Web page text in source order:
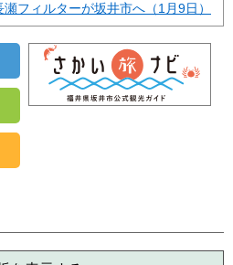
フィルターが坂井市へ（1月9日）